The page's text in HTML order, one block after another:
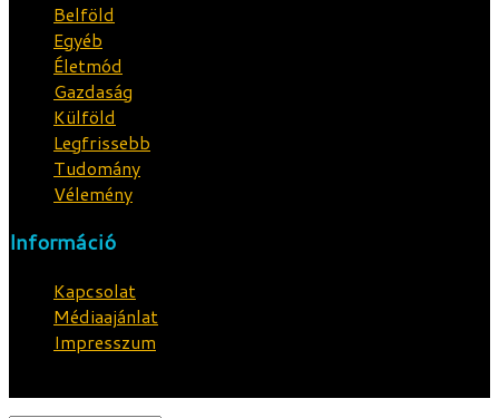
Belföld
Egyéb
Életmód
Gazdaság
Külföld
Legfrissebb
Tudomány
Vélemény
Információ
Kapcsolat
Médiaajánlat
Impresszum